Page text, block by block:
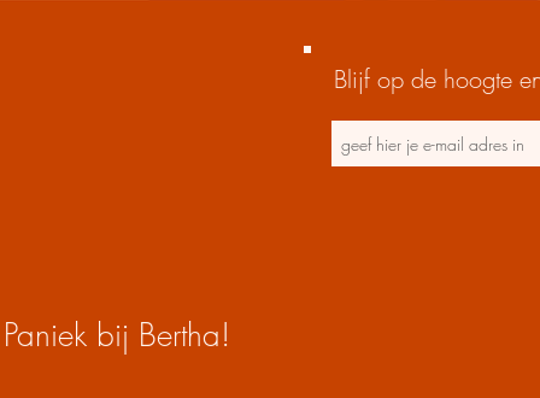
Blijf op de hoogte
Paniek bij Bertha!